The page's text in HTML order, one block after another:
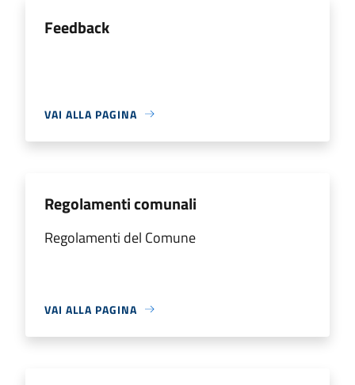
Feedback
VAI ALLA PAGINA
Regolamenti comunali
Regolamenti del Comune
VAI ALLA PAGINA